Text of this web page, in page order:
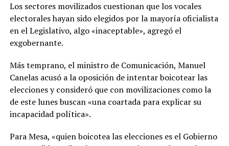
Los sectores movilizados cuestionan que los vocales
electorales hayan sido elegidos por la mayoría oficialista
en el Legislativo, algo «inaceptable», agregó el
exgobernante.
Más temprano, el ministro de Comunicación, Manuel
Canelas acusó a la oposición de intentar boicotear las
elecciones y consideró que con movilizaciones como la
de este lunes buscan «una coartada para explicar su
incapacidad política».
Para Mesa, «quien boicotea las elecciones es el Gobierno